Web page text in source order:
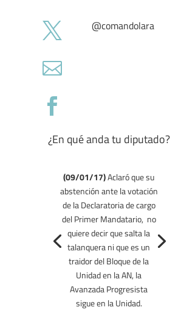
 @comandolara


¿En qué anda tu diputado?
(09/01/17)Aclaró que su
abstención ante la votación
de la Declaratoria de cargo
del Primer Mandatario, no
quiere decir que salta la
talanquera ni que es un
traidor del Bloque de la
Unidad en la AN, la
Avanzada Progresista
sigue en la Unidad.